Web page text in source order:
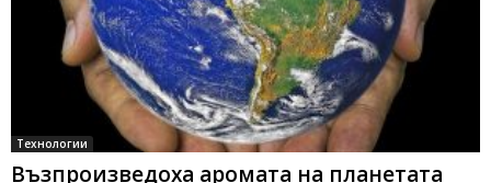
Технологии
Възпроизведоха аромата на планетата